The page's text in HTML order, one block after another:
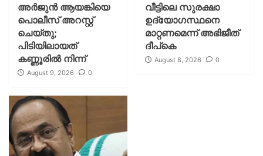
അർജുൻ ആയങ്കിയെ
പൊലീസ് അറസ്റ്റ്
ചെയ്‌തു;
പിടിയിലായത്
കണ്ണൂരിൽ നിന്ന്
August 9, 2026 0
വീട്ടിലെ സുരക്ഷാ
ഉദ്യോഗസ്ഥനെ
മാറ്റണമെന്ന് അഭിജീത്
ദീപ്‌കെ
August 8, 2026 0